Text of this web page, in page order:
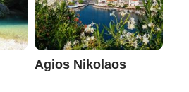
Agios Nikolaos